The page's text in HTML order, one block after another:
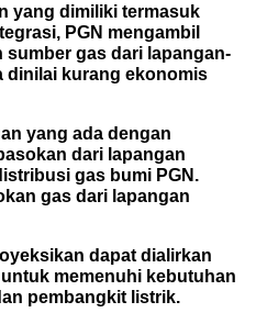
yang dimiliki termasuk
PGN mengambil
sumber gas dari lapangan-
dinilai kurang ekonomis
yang ada dengan
dari lapangan
gas bumi PGN.
gas dari lapangan
dapat dialirkan
memenuhi kebutuhan
pembangkit listrik.